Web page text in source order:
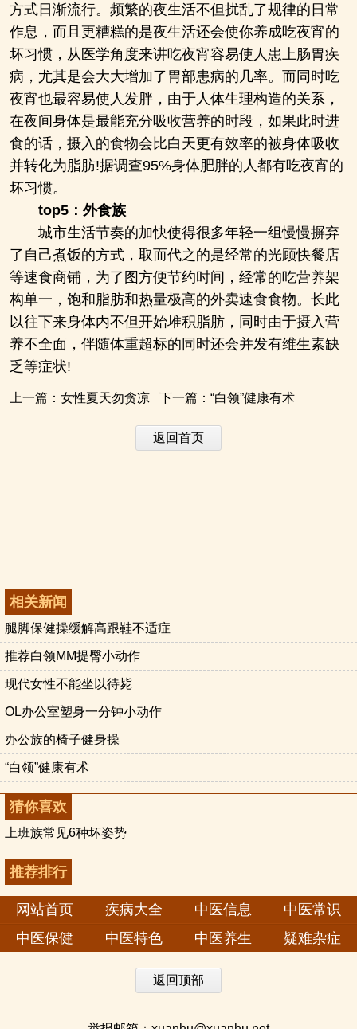
方式日渐流行。频繁的夜生活不但扰乱了规律的日常
作息，而且更糟糕的是夜生活还会使你养成吃夜宵的
坏习惯，从医学角度来讲吃夜宵容易使人患上肠胃疾
病，尤其是会大大增加了胃部患病的几率。而同时吃
夜宵也最容易使人发胖，由于人体生理构造的关系，
在夜间身体是最能充分吸收营养的时段，如果此时进
食的话，摄入的食物会比白天更有效率的被身体吸收
并转化为脂肪!据调查95%身体肥胖的人都有吃夜宵的
坏习惯。
top5：外食族
城市生活节奏的加快使得很多年轻一组慢慢摒弃
了自己煮饭的方式，取而代之的是经常的光顾快餐店
等速食商铺，为了图方便节约时间，经常的吃营养架
构单一，饱和脂肪和热量极高的外卖速食食物。长此
以往下来身体内不但开始堆积脂肪，同时由于摄入营
养不全面，伴随体重超标的同时还会并发有维生素缺
乏等症状!
上一篇： 女性夏天勿贪凉 下一篇： “白领”健康有术
返回首页
相关新闻
腿脚保健操缓解高跟鞋不适症
推荐白领MM提臀小动作
现代女性不能坐以待毙
OL办公室塑身一分钟小动作
办公族的椅子健身操
“白领”健康有术
猜你喜欢
上班族常见6种坏姿势
推荐排行
网站首页 疾病大全 中医信息
中医常识
中医保健
中医特色 中医养生 疑难杂症
返回顶部